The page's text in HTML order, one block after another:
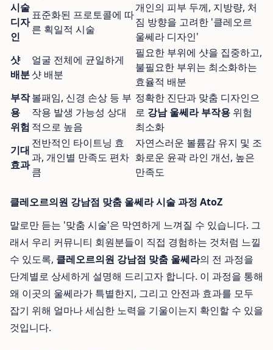
시술
디자
인
표준화된 프로토콜에 따
른 획일적 시술
개인의 피부 두께, 지방량, 처
짐 방향을 고려한 '클레오르
울쎄라 디자인'
샷
배분
얼굴 전체에 균일하게
샷 배분
필요한 부위에 샷을 집중하고,
불필요한 부위는 최소화하는
효율적 배분
부작
용
위험
볼패임, 신경 손상 등 부
작용 발생 가능성 상대
적으로 높음
정확한 진단과 맞춤 디자인으
로 강남 울쎄라 부작용 위험
최소화
기대
효과
전반적인 타이트닝 효
과, 개인별 만족도 편차
큼
자연스러운 볼륨감 유지 및 조
화로운 윤곽 라인 개선, 높은
만족도
클레오르의원 강남점 맞춤 울쎄라 시술 과정 AtoZ
말로만 듣는 '맞춤 시술'은 막연하게 느껴질 수 있습니다. 그
래서 우리 커뮤니티 회원분들이 직접 경험하는 것처럼 느낄
수 있도록, 클레오르의원 강남점 맞춤 울쎄라의 전 과정을
단계별로 상세하게 설명해 드리고자 합니다. 이 과정을 통해
왜 이곳의 울쎄라가 특별한지, 그리고 안전과 효과를 모두
잡기 위해 얼마나 세심한 노력을 기울이는지 확인할 수 있을
것입니다.